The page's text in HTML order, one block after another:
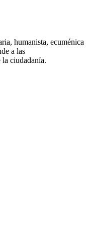
humanista, ecuménica
a las
la ciudadanía.